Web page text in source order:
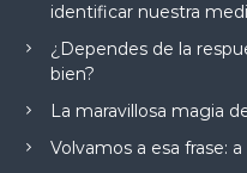
identificar nuestra
¿Dependes de la
bien?
La maravillosa magia
Volvamos a esa frase: